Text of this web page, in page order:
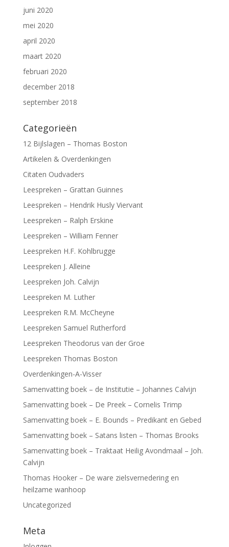
juni 2020
mei 2020
april 2020
maart 2020
februari 2020
december 2018
september 2018
Categorieën
12 Bijlslagen – Thomas Boston
Artikelen & Overdenkingen
Citaten Oudvaders
Leespreken – Grattan Guinnes
Leespreken – Hendrik Husly Viervant
Leespreken – Ralph Erskine
Leespreken – William Fenner
Leespreken H.F. Kohlbrugge
Leespreken J. Alleine
Leespreken Joh. Calvijn
Leespreken M. Luther
Leespreken R.M. McCheyne
Leespreken Samuel Rutherford
Leespreken Theodorus van der Groe
Leespreken Thomas Boston
Overdenkingen-A-Visser
Samenvatting boek – de Institutie – Johannes Calvijn
Samenvatting boek – De Preek – Cornelis Trimp
Samenvatting boek – E. Bounds – Predikant en Gebed
Samenvatting boek – Satans listen – Thomas Brooks
Samenvatting boek – Traktaat Heilig Avondmaal – Joh.
Calvijn
Thomas Hooker – De ware zielsvernedering en
heilzame wanhoop
Uncategorized
Meta